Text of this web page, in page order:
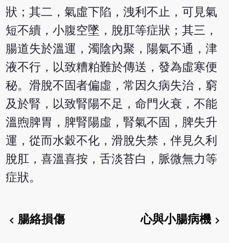
狀；其二，氣虛下陷，洩利不止，可見氣
短不續，小腹空墜，脫肛等症狀；其三，
腸道失於溫運，濁陰內聚，陽氣不通，津
液不行，以致糟粕難於傳送，發為虛寒便
秘。滑脫不固者偏虛，常因久病失治，窮
及於腎，以致腎陽不足，命門火衰，不能
溫煦脾胃，脾腎陽虛，腎氣不固，脾失升
運，從而水穀不化，滑脫失禁，伴見久利
脫肛，喜溫喜按，舌淡苔白，脈微無力等
症狀。
chevron_left腸絡損傷 心與小腸病機chevron_right